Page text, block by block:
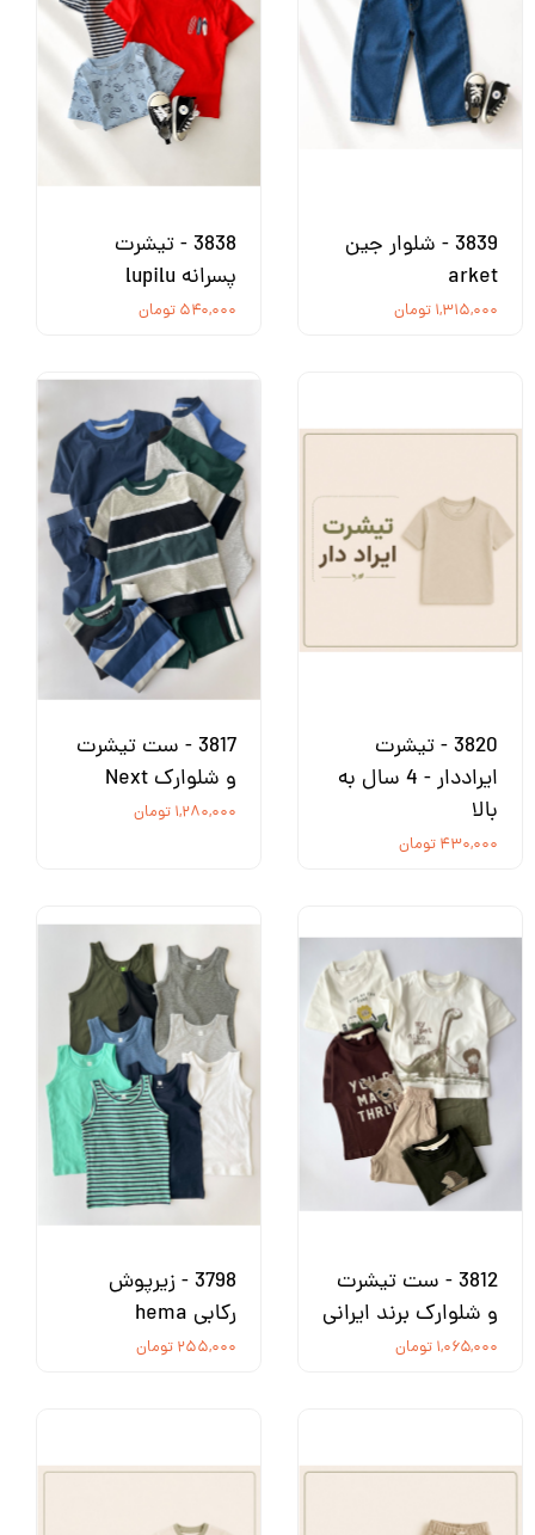
3839 - شلوار جین
arket
۱,۳۱۵,۰۰۰ تومان
3838 - تیشرت
پسرانه lupilu
۵۴۰,۰۰۰ تومان
3820 - تیشرت
ایراددار - 4 سال به
بالا
۴۳۰,۰۰۰ تومان
3817 - ست تیشرت
و شلوارک Next
۱,۲۸۰,۰۰۰ تومان
3812 - ست تیشرت
و شلوارک برند ایرانی
۱,۰۶۵,۰۰۰ تومان
3798 - زیرپوش
رکابی hema
۲۵۵,۰۰۰ تومان